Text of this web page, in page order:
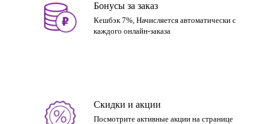
Бонусы за заказ
Кешбэк 7%, Начисляется автоматически с
каждого онлайн-заказа
Скидки и акции
Посмотрите активные акции на странице